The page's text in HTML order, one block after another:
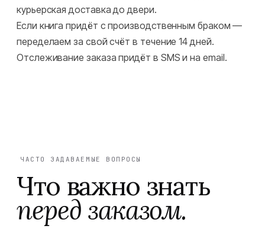
курьерская доставка до двери.
Если книга придёт с производственным браком —
переделаем за свой счёт в течение 14 дней.
Отслеживание заказа придёт в SMS и на email.
ЧАСТО ЗАДАВАЕМЫЕ ВОПРОСЫ
Что важно знать
перед заказом.